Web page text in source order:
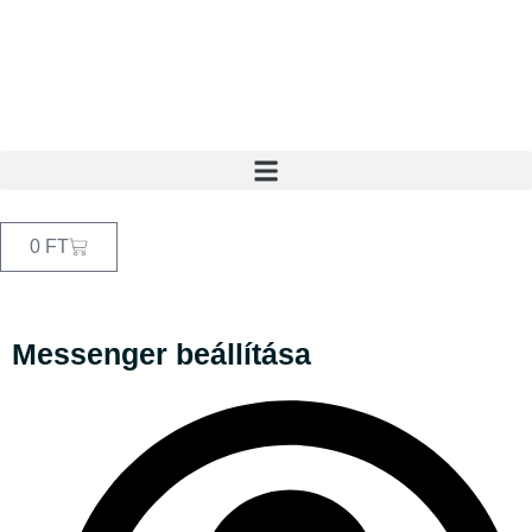
0 FT
Messenger beállítása